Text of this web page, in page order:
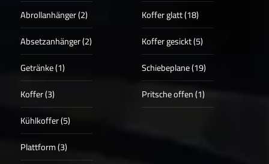
Abrollanhänger (2)
Absetzanhänger (2)
Getränke (1)
Koffer (3)
Kühlkoffer (5)
Plattform (3)
Koffer glatt (18)
Koffer gesickt (5)
Schiebeplane (19)
Pritsche offen (1)